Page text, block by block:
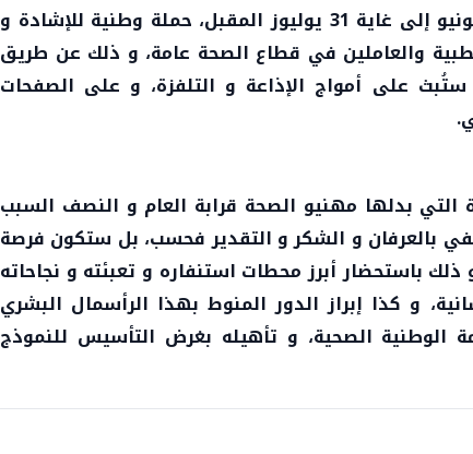
أطلقت وزارة الصحة ابتداء من يوم الأربعاء 30 يونيو إلى غاية 31 يوليوز المقبل، حملة وطنية للإشادة و
والعاملين في قطاع الصحة عامة، و ذلك عن طريق
على أمواج الإذاعة و التلفزة، و على الصفحات
بدلها مهنيو الصحة قرابة العام و النصف السبب
بالعرفان و الشكر و التقدير فحسب، بل ستكون فرصة
باستحضار أبرز محطات استنفاره و تعبئته و نجاحاته
و كذا إبراز الدور المنوط بهذا الرأسمال البشري
الوطنية الصحية، و تأهيله بغرض التأسيس للنموذج